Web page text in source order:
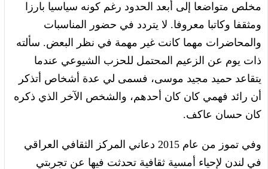
مخلص متواضعا إلى أبعد الحدود رغم كونه سياسيا بارزا
ومثقفا وكاتبا معروفا. لا يتردد في حضور المناسبات
والمحاضرات مهما كانت غير مهمة في نظر البعض. سألته
ذات يوم عن الزعيم المحتمل للحزب الشيوعي عندما
يتقاعد حميد مجيد موسى، فسمى لي عدة أشخاص أتذكر
أن رائد فهمي كان كان أحدهم، والشخص الآخر الذي ذكره
كان حسان عاكف.
وفي تموز من عام 2015 دعاني المركز الثقافي العراقي
في لندن لإحياء أمسية ثقافية تحدثت فيها عن تجربتي